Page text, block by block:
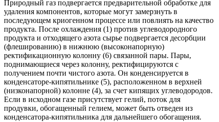
Природный газ подвергается предварительной обработке для
удаления компонентов, которые могут замерзнуть в
последующем криогенном процессе или повлиять на качество
продукта. После охлаждения (1) против углеводородного
продукта и отходящего азота сырье подвергается десорбции
(флешированию) в нижнюю (высоконапорную)
ректификационную колонну (6) связанной пары. Пары,
поднимающиеся через колонну, ректифицируются с
получением почти чистого азота. Он конденсируется в
конденсаторе-кипятильнике (5), расположенном в верхней
(низконапорной) колонне (4), за счет кипящих углеводородов.
Если в исходном газе присутствует гелий, поток для
продувки, обогащенный гелием, может быть отведен из
конденсатора-кипятильника для дальнейшего обогащения.